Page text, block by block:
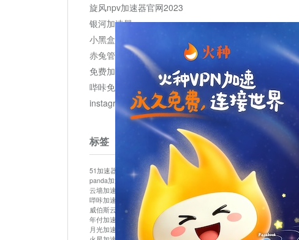
旋风npv加速器官网2023
银河加速器
小黑盒加速器加速
赤兔管理平台
免费加速器
哔咔免费加速服务器
instagram网页版登录入口
标签
51加速器 bitznet hidecat i7加速器
kuai500
panda加速器
snap加速器 vp加速器
中信加速器
云墙加速器
云速加速器
哔咔加速器
哔咔哔咔加速器 喵云 回锅肉加速器
威伯斯云
小明加速器 小蓝鸟加速器
布谷vp加速器
年付加速器
心阶云 快连 怎么上外网
易飞加速器
月光加速器
机场加速器 松果云 梯子加速器